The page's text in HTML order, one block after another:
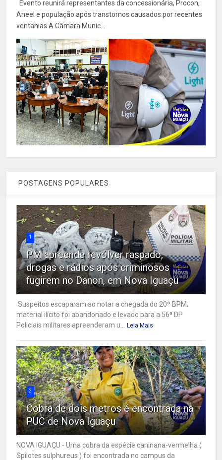
Evento reunirá representantes da concessionária, Procon,
Aneel e população após transtornos causados por recentes
ventanias A Câmara Munic...
POSTAGENS POPULARES
1
PM apreende revólver raspado,
drogas e rádios após criminosos
fugirem no Danon, em Nova Iguaçu
Suspeitos escaparam ao notar a chegada do 20º BPM;
material ilícito foi abandonado e levado para a 56ª DP
Policiais militares apreenderam u...
Leia Mais
2
Cobra de dois metros é encontrada na
PUC de Nova Iguaçu
NOVA IGUAÇU - Uma cobra da espécie caninana-vermelha (
Spilotes sulphureus ) foi encontrada no campus da